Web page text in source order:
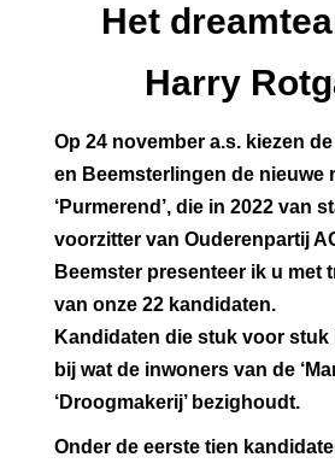
Het
Harry
Op 24 november a.s. kiezen
en Beemsterlingen de nieuwe
‘Purmerend’, die in 2022 van
voorzitter van Ouderenpartij
Beemster presenteer ik u met
van onze 22 kandidaten.
Kandidaten die stuk voor stuk
bij wat de inwoners van de
‘Droogmakerij’ bezighoudt.
Onder de eerste tien